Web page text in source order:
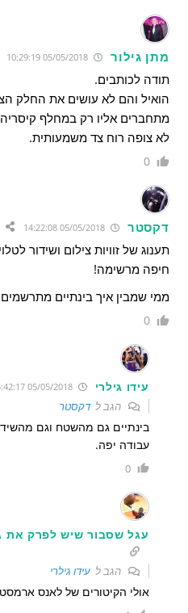
מתן גילור
תודה לכותבים.
הואיל והם לא עושים את החלק
מתחברים אליו רק במחלף קיסריה,
לא צופה רוח צד משמעותית.
0
דקסטר
תענוג של זוויות צילום ושידור
חיפה מרשימה!
ממי שמבין איך בינתיים
0
עידו גילרי 05/05/2018 15:42:17
הגב לדקסטר
בינתיים גם מהשטח וגם
עבודה יפה.
0
עגל שסבור שיש לפרק את
הגב לעידו גילרי
אולי הקיטורים של לאנס